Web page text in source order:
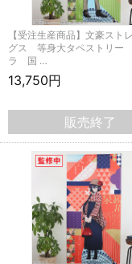
【受注生産商品】文豪スト
グス 等身大タペストリー
ラ 国 …
13,750円
販売終了